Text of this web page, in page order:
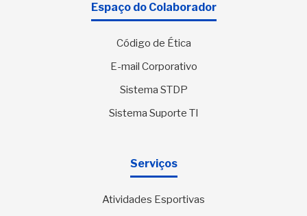
Espaço do Colaborador
Código de Ética
E-mail Corporativo
Sistema STDP
Sistema Suporte TI
Serviços
Atividades Esportivas